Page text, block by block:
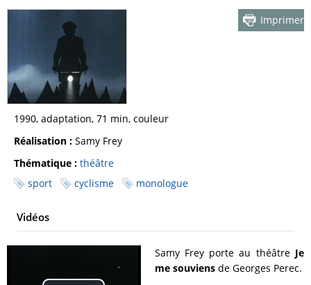
Imprimer
1990, adaptation, 71 min, couleur
Réalisation : Samy Frey
Thématique : théâtre
sport
cyclisme monologue
Vidéos
Samy Frey porte au théâtre Je
me souviens de Georges Perec.